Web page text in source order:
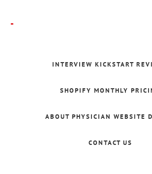
INTERVIEW KICKSTART
SHOPIFY MONTHLY
ABOUT PHYSICIAN WEBSITE
CONTACT US